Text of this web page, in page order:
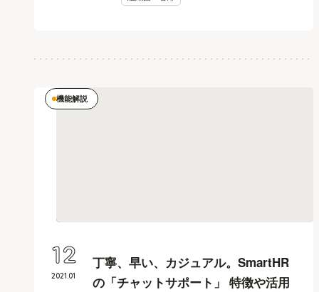
機能解説
丁寧、早い、カジュアル。SmartHR
の「チャットサポート」 特徴や活用
2021 01
12